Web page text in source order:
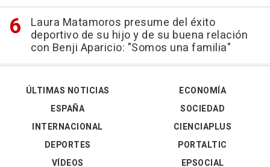
Laura Matamoros presume del éxito
deportivo de su hijo y de su buena relación
con Benji Aparicio: "Somos una familia"
ÚLTIMAS NOTICIAS
ESPAÑA
INTERNACIONAL
DEPORTES
VÍDEOS
ECONOMÍA
SOCIEDAD
CIENCIAPLUS
PORTALTIC
EPSOCIAL